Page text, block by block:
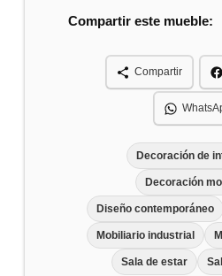
Compartir este mueble:
Compartir
Decoración de
Decoración
Diseño contemporáneo
Mobiliario industrial
Sala de estar